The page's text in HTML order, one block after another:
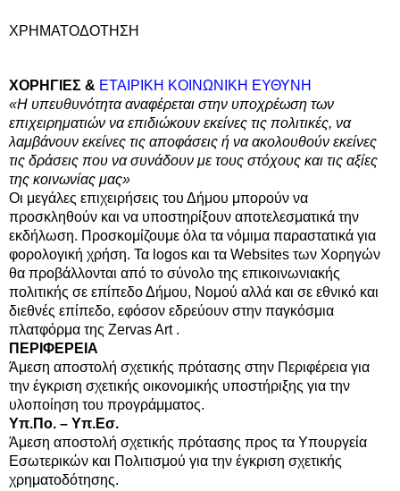
ΧΡΗΜΑΤΟΔΟΤΗΣΗ
ΧΟΡΗΓΙΕΣ & ΕΤΑΙΡΙΚΗ ΚΟΙΝΩΝΙΚΗ ΕΥΘΥΝΗ
«Η υπευθυνότητα αναφέρεται στην υποχρέωση των
επιχειρηματιών να επιδιώκουν εκείνες τις πολιτικές, να
λαμβάνουν εκείνες τις αποφάσεις ή να ακολουθούν εκείνες
τις δράσεις που να συνάδουν με τους στόχους και τις αξίες
της κοινωνίας μας»
Οι μεγάλες επιχειρήσεις του Δήμου μπορούν να
προσκληθούν και να υποστηρίξουν αποτελεσματικά την
εκδήλωση. Προσκομίζουμε όλα τα νόμιμα παραστατικά για
φορολογική χρήση. Τα logos και τα Websites των Χορηγών
θα προβάλλονται από το σύνολο της επικοινωνιακής
πολιτικής σε επίπεδο Δήμου, Νομού αλλά και σε εθνικό και
διεθνές επίπεδο, εφόσον εδρεύουν στην παγκόσμια
πλατφόρμα της Zervas Art.
ΠΕΡΙΦΕΡΕΙΑ
Άμεση αποστολή σχετικής πρότασης στην Περιφέρεια για
την έγκριση σχετικής οικονομικής υποστήριξης για την
υλοποίηση του προγράμματος.
Υπ.Πο. – Υπ.Εσ.
Άμεση αποστολή σχετικής πρότασης προς τα Υπουργεία
Εσωτερικών και Πολιτισμού για την έγκριση σχετικής
χρηματοδότησης.